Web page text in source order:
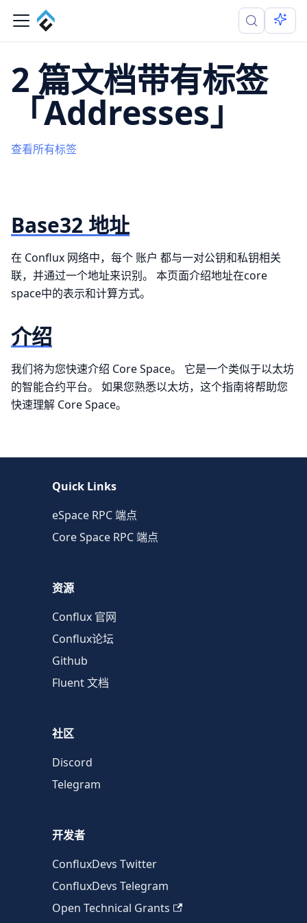
2 篇文档带有标签
「Addresses」
查看所有标签
Base32 地址
在 Conflux 网络中，每个 账户 都与一对公钥和私钥相关
联，并通过一个地址来识别。 本页面介绍地址在core
space中的表示和计算方式。
介绍
我们将为您快速介绍 Core Space。 它是一个类似于以太坊
的智能合约平台。 如果您熟悉以太坊，这个指南将帮助您
快速理解 Core Space。
Quick Links
eSpace RPC 端点
Core Space RPC 端点
资源
Conflux 官网
Conflux论坛
Github
Fluent 文档
社区
Discord
Telegram
开发者
ConfluxDevs Twitter
ConfluxDevs Telegram
Open Technical Grants